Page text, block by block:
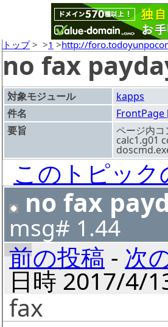
トップ> >1 >http://
no fax
対象モジュール
kapps
件名
FrontPage
要旨
ページ内
calc1.g01
このトピッ
no fax
msg# 1.44
前の投稿 - 次
日時 2017/4/
fax